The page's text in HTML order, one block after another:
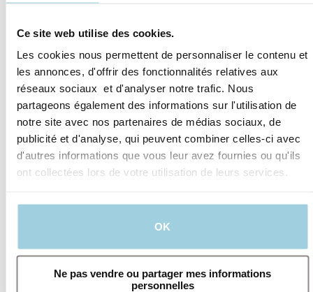
Ce site web utilise des cookies.
Les cookies nous permettent de personnaliser le contenu et
les annonces, d'offrir des fonctionnalités relatives aux
réseaux sociaux et d'analyser notre trafic. Nous
partageons également des informations sur l'utilisation de
notre site avec nos partenaires de médias sociaux, de
publicité et d'analyse, qui peuvent combiner celles-ci avec
d'autres informations que vous leur avez fournies ou qu'ils
ont collectées lors de votre utilisation de leurs services.
OK
Ne pas vendre ou partager mes informations
personnelles
catégorie est incluse ci-dessous.
chaque cookie spécifique, y
compris l'objectif du cookie et si le
cookie est contrôlé par Atos
Medical ou une tierce partie,
veuillez vous référer au tableau
dans le lien Consentement Cookies
ci-dessous.
Type de Cookies et objectif